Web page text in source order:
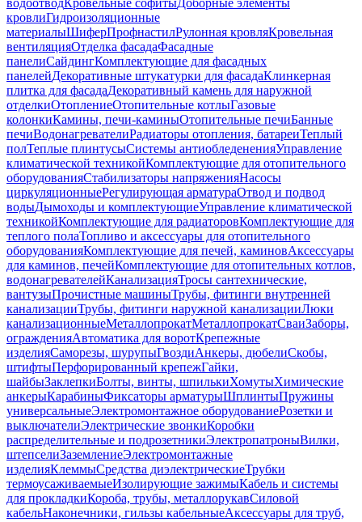
водоотводКровельные софитыДоборные элементы
кровлиГидроизоляционные
материалыШиферПрофнастилРулонная кровляКровельная
вентиляцияОтделка фасадаФасадные
панелиСайдингКомплектующие для фасадных
панелейДекоративные штукатурки для фасадаКлинкерная
плитка для фасадаДекоративный камень для наружной
отделкиОтоплениеОтопительные котлыГазовые
колонкиКамины, печи-каминыОтопительные печиБанные
печиВодонагревателиРадиаторы отопления, батареиТеплый
полТеплые плинтусыСистемы антиобледененияУправление
климатической техникойКомплектующие для отопительного
оборудованияСтабилизаторы напряженияНасосы
циркуляционныеРегулирующая арматураОтвод и подвод
водыДымоходы и комплектующиеУправление климатической
техникойКомплектующие для радиаторовКомплектующие для
теплого полаТопливо и аксессуары для отопительного
оборудованияКомплектующие для печей, каминовАксессуары
для каминов, печейКомплектующие для отопительных котлов,
водонагревателейКанализацияТросы сантехнические,
вантузыПрочистные машиныТрубы, фитинги внутренней
канализацииТрубы, фитинги наружной канализацииЛюки
канализационныеМеталлопрокатМеталлопрокатСваиЗаборы,
огражденияАвтоматика для воротКрепежные
изделияСаморезы, шурупыГвоздиАнкеры, дюбелиСкобы,
штифтыПерфорированный крепежГайки,
шайбыЗаклепкиБолты, винты, шпилькиХомутыХимические
анкерыКарабиныФиксаторы арматурыШплинтыПружины
универсальныеЭлектромонтажное оборудованиеРозетки и
выключателиЭлектрические звонкиКоробки
распределительные и подрозетникиЭлектропатроныВилки,
штепселиЗаземлениеЭлектромонтажные
изделияКлеммыСредства диэлектрическиеТрубки
термоусаживаемыеИзолирующие зажимыКабель и системы
для прокладкиКороба, трубы, металлорукавСиловой
кабельНаконечники, гильзы кабельныеАксессуары для труб,